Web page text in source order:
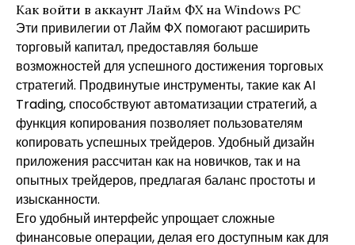
Как войти в аккаунт Лайм ФХ на Windows PC
Эти привилегии от Лайм ФХ помогают расширить
торговый капитал, предоставляя больше
возможностей для успешного достижения торговых
стратегий. Продвинутые инструменты, такие как AI
Trading, способствуют автоматизации стратегий, а
функция копирования позволяет пользователям
копировать успешных трейдеров. Удобный дизайн
приложения рассчитан как на новичков, так и на
опытных трейдеров, предлагая баланс простоты и
изысканности.
Его удобный интерфейс упрощает сложные
финансовые операции, делая его доступным как для